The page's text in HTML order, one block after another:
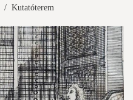
Kutatóterem